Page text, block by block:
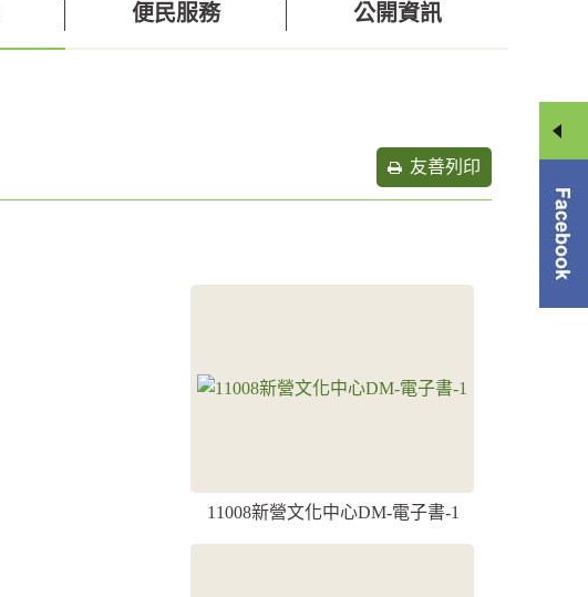
便民服務 公開資訊
友善列印
11008新營文化中心DM-電子書-1
享
選
單